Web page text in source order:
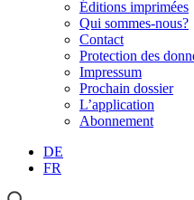
Éditions imprimées
Qui sommes-nous?
Contact
Protection des
Impressum
Prochain dossier
L’application
Abonnement
DE
FR